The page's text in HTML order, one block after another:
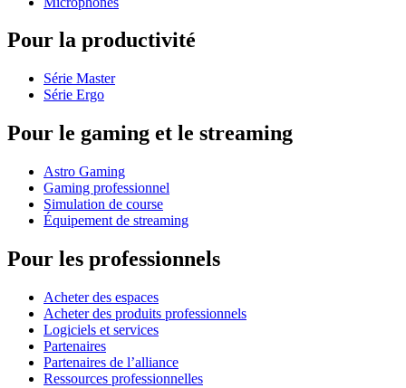
Pour la productivité
Série Master
Série Ergo
Pour le gaming et le streaming
Astro Gaming
Gaming professionnel
Simulation de course
Équipement de streaming
Pour les professionnels
Acheter des espaces
Acheter des produits professionnels
Logiciels et services
Partenaires
Partenaires de l’alliance
Ressources professionnelles